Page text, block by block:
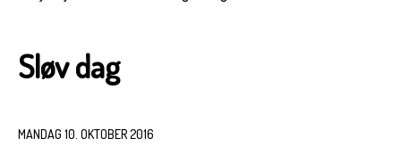
Sløv dag
MANDAG 10. OKTOBER 2016